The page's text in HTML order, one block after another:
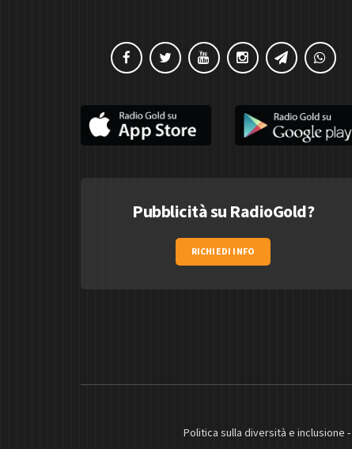
Pubblicità su RadioGold?
RICHIEDI INFO
Politica sulla diversità e inclusione -